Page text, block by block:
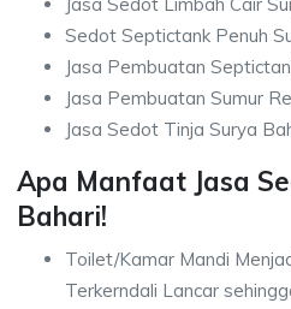
Sedot Septictank Penuh
Jasa Pembuatan
Jasa Pembuatan Sumur
Jasa Sedot Tinja Surya
Apa Manfaat Jasa
Bahari!
Toilet/Kamar Mandi
Terkerndali Lancar